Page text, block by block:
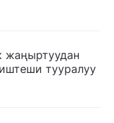
жаңыртуудан
тууралуу